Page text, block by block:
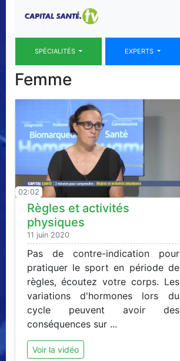
SPÉCIALITÉS EXPERTS
Femme
02:02
Règles et activités
physiques
11 juin 2020
Pas de contre-indication pour
pratiquer le sport en période de
règles, écoutez votre corps. Les
variations d'hormones lors du
cycle peuvent avoir des
conséquences sur ...
Voir la vidéo